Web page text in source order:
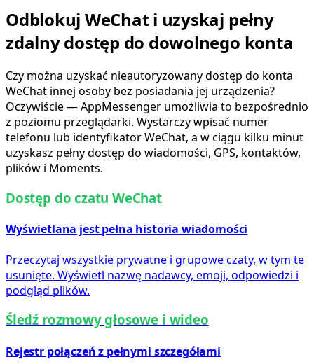
Odblokuj WeChat i uzyskaj pełny
zdalny dostęp do dowolnego konta
Czy można uzyskać nieautoryzowany dostęp do konta
WeChat innej osoby bez posiadania jej urządzenia?
Oczywiście — AppMessenger umożliwia to bezpośrednio
z poziomu przeglądarki. Wystarczy wpisać numer
telefonu lub identyfikator WeChat, a w ciągu kilku minut
uzyskasz pełny dostęp do wiadomości, GPS, kontaktów,
plików i Moments.
Dostęp do czatu WeChat
Wyświetlana jest pełna historia wiadomości
Przeczytaj wszystkie prywatne i grupowe czaty, w tym te
usunięte. Wyświetl nazwę nadawcy, emoji, odpowiedzi i
podgląd plików.
Śledź rozmowy głosowe i wideo
Rejestr połączeń z pełnymi szczegółami